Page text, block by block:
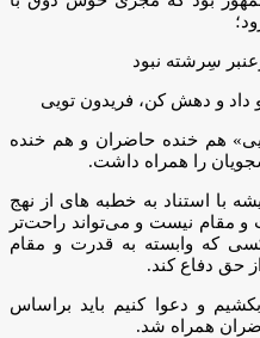
سِرشته نبود
داد و دهش کن، فریدون تویی
هم خنده حاضران و هم خنده
را همراه داشت.
با استناد به خطبه های از نهج
و مقام نیست و می‌تواند راحت‌تر
که وابسته به قدرت و مقام
حق دفاع کند.
و دعوا کنیم باید براساس
همراه شد.